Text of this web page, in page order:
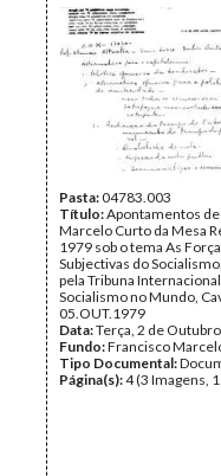
Pasta:04783.003
Título:Apontamentos
Marcelo Curto da Mesa
1979 sob o tema As
Subjectivas do
pela Tribuna
Socialismo no Mundo,
05.OUT.1979
Data:Terça, 2 de
Fundo:Francisco
Tipo Documental:
Página(s):4 (3 Imagens,